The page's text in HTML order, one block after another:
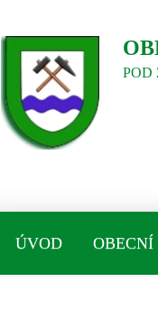
POD
ÚVOD